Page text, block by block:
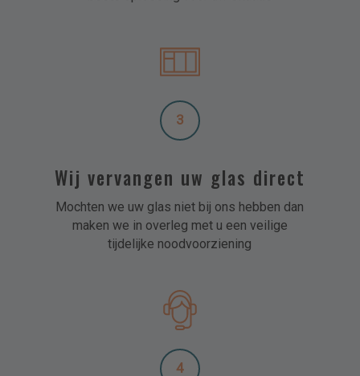
3
Wij vervangen uw glas direct
Mochten we uw glas niet bij ons hebben dan
maken we in overleg met u een veilige
tijdelijke noodvoorziening
4